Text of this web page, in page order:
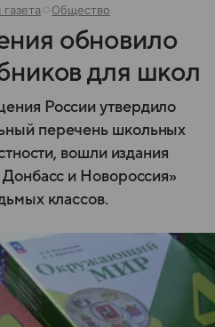
Общество
обновило
для школ
России утвердило
перечень школьных
вошли издания
и Новороссия»
классов.